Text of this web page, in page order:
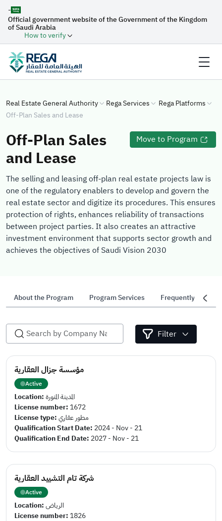
-
Official government website of the Government of the Kingdom
of Saudi Arabia
How to verify
Real Estate General Authority Rega Services
Rega Platforms
Off-Plan Sales and Lease
Off-Plan Sales
and Lease
Move to Program
The selling and leasing off-plan real estate projects law is
one of the regulatory enablers to develop and govern the
real estate sector and digitize its procedures. This ensures
protection of rights, enhances reliability of transactions
between project parties. It also creates an attractive
investment environment that supports sector growth and
achieves the objectives of Saudi Vision 2030
About the Program Program Services Frequently Asked
Filter
مؤسسة جزال العقارية
Active
Location:المدينة المنورة
License number: 1672
License type:مطور عقاري
Qualification Start Date: 2024 - Nov - 21
Qualification End Date: 2027 - Nov - 21
شركة تام التشييد العقارية
Active
Location:الرياض
License number: 1826